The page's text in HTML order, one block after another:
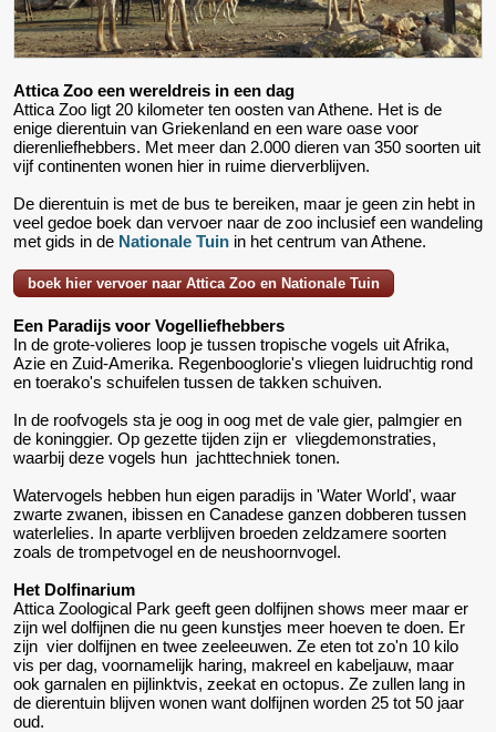
Attica Zoo een wereldreis in een dag
Attica Zoo ligt 20 kilometer ten oosten van Athene. Het is de
enige dierentuin van Griekenland en een ware oase voor
dierenliefhebbers. Met meer dan 2.000 dieren van 350 soorten uit
vijf continenten wonen hier in ruime dierverblijven.
De dierentuin is met de bus te bereiken, maar je geen zin hebt in
veel gedoe boek dan vervoer naar de zoo inclusief een wandeling
met gids in de Nationale Tuin in het centrum van Athene.
boek hier vervoer naar Attica Zoo en Nationale Tuin
Een Paradijs voor Vogelliefhebbers
In de grote-volieres loop je tussen tropische vogels uit Afrika,
Azie en Zuid-Amerika. Regenbooglorie's vliegen luidruchtig rond
en toerako's schuifelen tussen de takken schuiven.
In de roofvogels sta je oog in oog met de vale gier, palmgier en
de koninggier. Op gezette tijden zijn er vliegdemonstraties,
waarbij deze vogels hun jachttechniek tonen.
Watervogels hebben hun eigen paradijs in 'Water World', waar
zwarte zwanen, ibissen en Canadese ganzen dobberen tussen
waterlelies. In aparte verblijven broeden zeldzamere soorten
zoals de trompetvogel en de neushoornvogel.
Het Dolfinarium
Attica Zoological Park geeft geen dolfijnen shows meer maar er
zijn wel dolfijnen die nu geen kunstjes meer hoeven te doen. Er
zijn vier dolfijnen en twee zeeleeuwen. Ze eten tot zo'n 10 kilo
vis per dag, voornamelijk haring, makreel en kabeljauw, maar
ook garnalen en pijlinktvis, zeekat en octopus. Ze zullen lang in
de dierentuin blijven wonen want dolfijnen worden 25 tot 50 jaar
oud.